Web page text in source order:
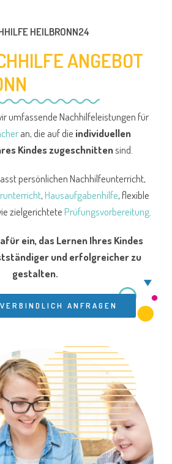
HEILBRONN24
ANGEBOT
umfassende Nachhilfeleistungen für
an, die auf die individuellen
Kindes zugeschnittensind.
persönlichen Nachhilfeunterricht,
,Hausaufgabenhilfe, flexible
zielgerichtetePrüfungsvorbereitung.
ein, das Lernen Ihres Kindes
und erfolgreicher zu
gestalten.
ANFRAGEN